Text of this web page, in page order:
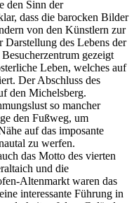
den Sinn der
dass die barocken Bilder
von den Künstlern zur
des Lebens der
gezeigt
Leben, welches auf
Der Abschluss des
den Michelsberg.
so mancher
den Fußweg, um
auf das imposante
zu werfen.
das Motto des vierten
und die
Altenmarkt waren das
interessante Führung in